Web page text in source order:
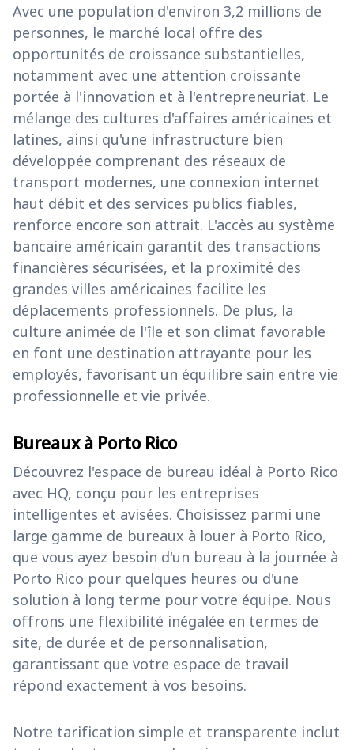
Avec une population d'environ 3,2 millions de
personnes, le marché local offre des
opportunités de croissance substantielles,
notamment avec une attention croissante
portée à l'innovation et à l'entrepreneuriat. Le
mélange des cultures d'affaires américaines et
latines, ainsi qu'une infrastructure bien
développée comprenant des réseaux de
transport modernes, une connexion internet
haut débit et des services publics fiables,
renforce encore son attrait. L'accès au système
bancaire américain garantit des transactions
financières sécurisées, et la proximité des
grandes villes américaines facilite les
déplacements professionnels. De plus, la
culture animée de l'île et son climat favorable
en font une destination attrayante pour les
employés, favorisant un équilibre sain entre vie
professionnelle et vie privée.
Bureaux à Porto Rico
Découvrez l'espace de bureau idéal à Porto Rico
avec HQ, conçu pour les entreprises
intelligentes et avisées. Choisissez parmi une
large gamme de bureaux à louer à Porto Rico,
que vous ayez besoin d'un bureau à la journée à
Porto Rico pour quelques heures ou d'une
solution à long terme pour votre équipe. Nous
offrons une flexibilité inégalée en termes de
site, de durée et de personnalisation,
garantissant que votre espace de travail
répond exactement à vos besoins.
Notre tarification simple et transparente inclut